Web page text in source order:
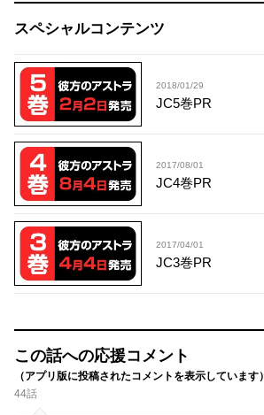
スペシャルコンテンツ
2018/01/29
JC5巻PR
2017/08/01
JC4巻PR
2017/04/01
JC3巻PR
この話への応援コメント
（アプリ版に投稿されたコメントを表示しています）
44話